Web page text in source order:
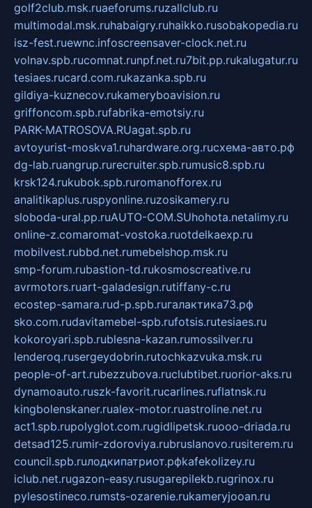
golf2club.msk.ruaeforums.ruzallclub.ru
multimodal.msk.ruhabaigry.ruhaikko.rusobakopedia.ru
isz-fest.ruewnc.infoscreensaver-clock.net.ru
volnav.spb.rucomnat.runpf.net.ru7bit.pp.rukalugatur.ru
tesiaes.rucard.com.rukazanka.spb.ru
gildiya-kuznecov.rukameryboavision.ru
griffoncom.spb.rufabrika-emotsiy.ru
PARK-MATROSOVA.RUagat.spb.ru
avtoyurist-moskva1.ruhardware.org.ruсхема-авто.рф
dg-lab.ruangrup.rurecruiter.spb.rumusic8.spb.ru
krsk124.rukubok.spb.ruromanofforex.ru
analitikaplus.ruspyonline.ruzosikamery.ru
sloboda-ural.pp.ruAUTO-COM.SUhohota.netalimy.ru
online-z.comaromat-vostoka.ruotdelkaexp.ru
mobilvest.rubbd.net.rumebelshop.msk.ru
smp-forum.rubastion-td.rukosmoscreative.ru
avrmotors.ruart-galadesign.rutiffany-c.ru
ecostep-samara.rud-p.spb.ruгалактика73.рф
sko.com.rudavitamebel-spb.rufotsis.rutesiaes.ru
kokoroyari.spb.rublesna-kazan.rumossilver.ru
lenderoq.rusergeydobrin.rutochkazvuka.msk.ru
people-of-art.rubezzubova.ruclubtibet.ruorior-aks.ru
dynamoauto.ruszk-favorit.rucarlines.ruflatnsk.ru
kingbolenskaner.rualex-motor.ruastroline.net.ru
act1.spb.rupolyglot.com.rugidlipetsk.ruooo-driada.ru
detsad125.rumir-zdoroviya.rubruslanovo.rusiterem.ru
council.spb.ruлодкипатриот.рфkafekolizey.ru
iclub.net.rugazon-easy.rusugarepilekb.rugrinox.ru
pylesostineco.rumsts-ozarenie.rukameryjooan.ru